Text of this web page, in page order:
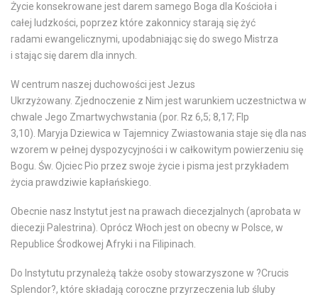
Życie konsekrowane jest darem samego Boga dla Kościoła i
całej ludzkości, poprzez które zakonnicy starają się żyć
radami ewangelicznymi, upodabniając się do swego Mistrza
i stając się darem dla innych.
W centrum naszej duchowości jest Jezus
Ukrzyżowany. Zjednoczenie z Nim jest warunkiem uczestnictwa w
chwale Jego Zmartwychwstania (por. Rz 6,5; 8,17; Flp
3,10). Maryja Dziewica w Tajemnicy Zwiastowania staje się dla nas
wzorem w pełnej dyspozycyjności i w całkowitym powierzeniu się
Bogu. Św. Ojciec Pio przez swoje życie i pisma jest przykładem
życia prawdziwie kapłańskiego.
Obecnie nasz Instytut jest na prawach diecezjalnych (aprobata w
diecezji Palestrina). Oprócz Włoch jest on obecny w Polsce, w
Republice Środkowej Afryki i na Filipinach.
Do Instytutu przynależą także osoby stowarzyszone w ?Crucis
Splendor?, które składają coroczne przyrzeczenia lub śluby